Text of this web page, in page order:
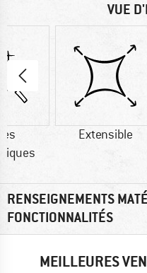
VUE
Extensible
RENSEIGNEMENTS
FONCTIONNALITÉS
MEILLEURES